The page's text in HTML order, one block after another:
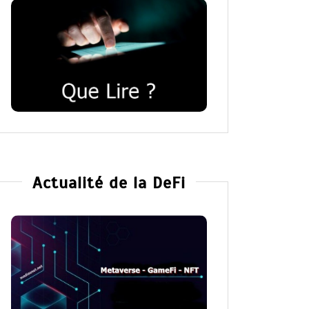
Actualité de la DeFi